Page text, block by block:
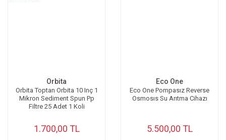
Orbita
Orbita Toptan Orbita 10 Inç 1
Mikron Sediment Spun Pp
Filtre 25 Adet 1 Koli
1.700,00 TL
Eco One
Eco One Pompasız Reverse
Osmosıs Su Arıtma Cihazı
5.500,00 TL